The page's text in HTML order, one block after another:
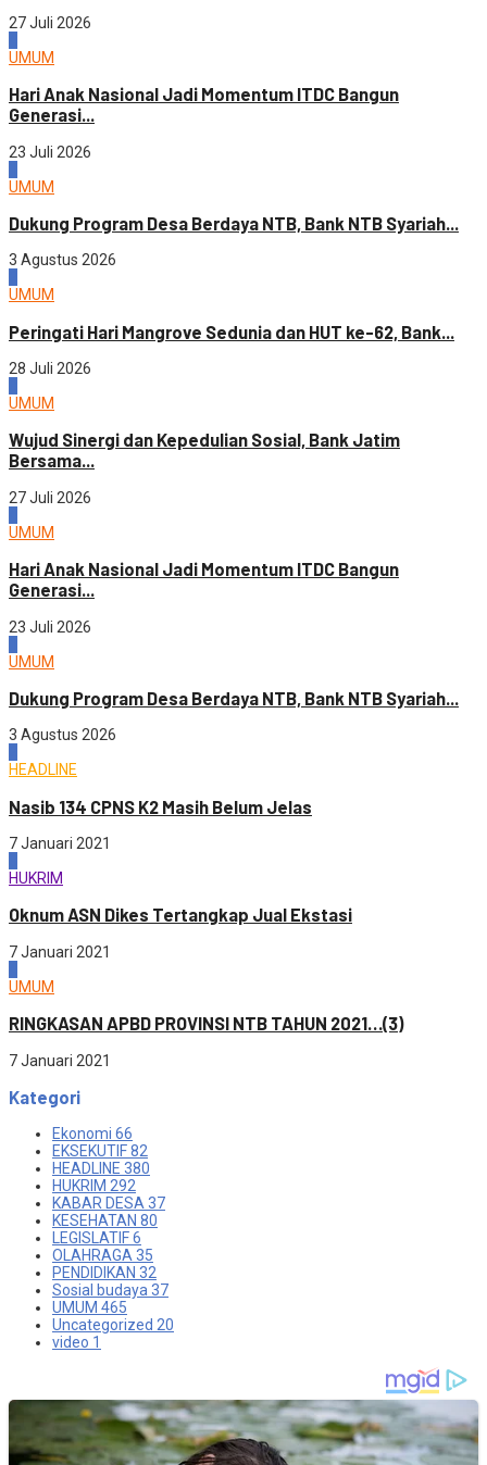
27 Juli 2026
UMUM
Hari Anak Nasional Jadi Momentum ITDC Bangun
Generasi...
23 Juli 2026
UMUM
Dukung Program Desa Berdaya NTB, Bank NTB Syariah...
3 Agustus 2026
UMUM
Peringati Hari Mangrove Sedunia dan HUT ke-62, Bank...
28 Juli 2026
UMUM
Wujud Sinergi dan Kepedulian Sosial, Bank Jatim
Bersama...
27 Juli 2026
UMUM
Hari Anak Nasional Jadi Momentum ITDC Bangun
Generasi...
23 Juli 2026
UMUM
Dukung Program Desa Berdaya NTB, Bank NTB Syariah...
3 Agustus 2026
HEADLINE
Nasib 134 CPNS K2 Masih Belum Jelas
7 Januari 2021
HUKRIM
Oknum ASN Dikes Tertangkap Jual Ekstasi
7 Januari 2021
UMUM
RINGKASAN APBD PROVINSI NTB TAHUN 2021…(3)
7 Januari 2021
Kategori
Ekonomi 66
EKSEKUTIF82
HEADLINE 380
HUKRIM 292
KABAR DESA37
KESEHATAN 80
LEGISLATIF6
OLAHRAGA35
PENDIDIKAN 32
Sosial budaya37
UMUM 465
Uncategorized 20
video 1